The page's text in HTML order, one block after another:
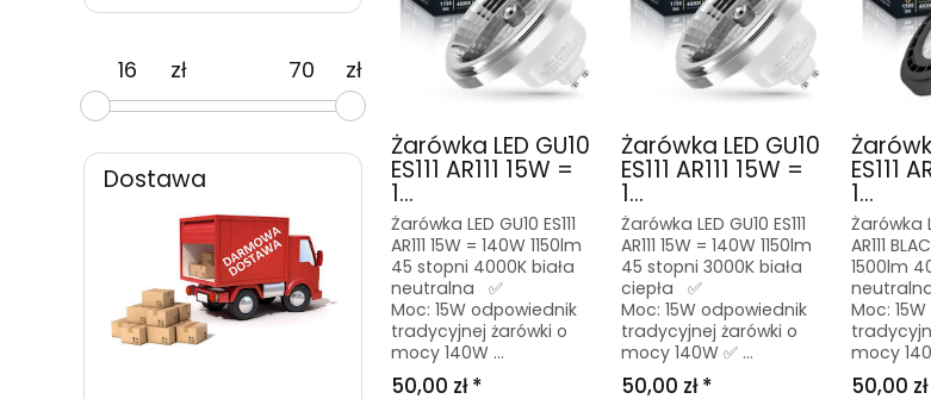
Żarówka LED GU10
ES111 AR111 15W =
1...
Żarówka LED GU10 ES111
AR111 15W = 140W 1150lm
45 stopni 4000K biała
neutralna ✅
Moc: 15W odpowiednik
tradycyjnej żarówki o
mocy 140W ...
50,00 zł *
Żarówka LED GU10
ES111 AR111 15W =
1...
Żarówka LED GU10 ES111
AR111 15W = 140W 1150lm
45 stopni 3000K biała
ciepła ✅
Moc: 15W odpowiednik
tradycyjnej żarówki o
mocy 140W ✅ ...
50,00 zł *
ES111
1...
Żarówka
AR111
1500lm
Moc:
mocy
50,00
zł zł
Dostawa